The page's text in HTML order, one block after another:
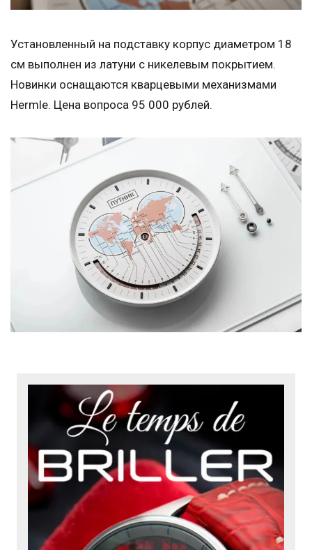
Установленный на подставку корпус диаметром 18
см выполнен из латуни с никелевым покрытием.
Новинки оснащаются кварцевыми механизмами
Hermle. Цена вопроса 95 000 рублей.